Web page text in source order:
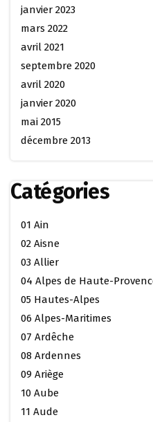
janvier 2023
mars 2022
avril 2021
septembre 2020
avril 2020
janvier 2020
mai 2015
décembre 2013
Catégories
01 Ain
02 Aisne
03 Allier
04 Alpes de Haute-
05 Hautes-Alpes
06 Alpes-Maritimes
07 Ardêche
08 Ardennes
09 Ariège
10 Aube
11 Aude